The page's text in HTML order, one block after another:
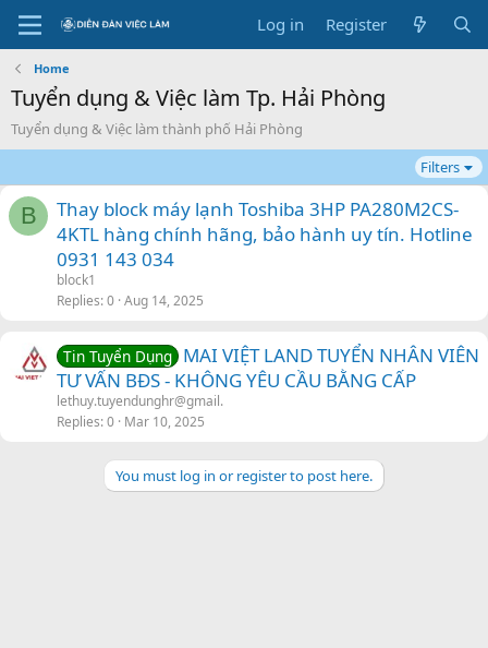
Log in Register
Home
Tuyển dụng & Việc làm Tp. Hải Phòng
Tuyển dụng & Việc làm thành phố Hải Phòng
Filters
B
Thay block máy lạnh Toshiba 3HP PA280M2CS-
4KTL hàng chính hãng, bảo hành uy tín. Hotline
0931 143 034
block1
Replies 0 Aug 14, 2025
Tin Tuyển Dụng MAI VIỆT LAND TUYỂN NHÂN VIÊN
TƯ VẤN BĐS - KHÔNG YÊU CẦU BẰNG CẤP
lethuy.tuyendunghr@gmail.
Replies 0 Mar 10, 2025
You must log in or register to post here.